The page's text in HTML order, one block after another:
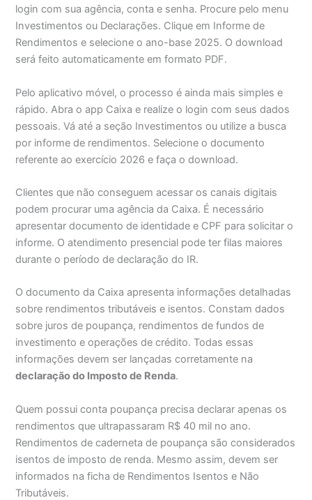
login com sua agência, conta e senha. Procure pelo menu
Investimentos ou Declarações. Clique em Informe de
Rendimentos e selecione o ano-base 2025. O download
será feito automaticamente em formato PDF.
Pelo aplicativo móvel, o processo é ainda mais simples e
rápido. Abra o app Caixa e realize o login com seus dados
pessoais. Vá até a seção Investimentos ou utilize a busca
por informe de rendimentos. Selecione o documento
referente ao exercício 2026 e faça o download.
Clientes que não conseguem acessar os canais digitais
podem procurar uma agência da Caixa. É necessário
apresentar documento de identidade e CPF para solicitar o
informe. O atendimento presencial pode ter filas maiores
durante o período de declaração do IR.
O documento da Caixa apresenta informações detalhadas
sobre rendimentos tributáveis e isentos. Constam dados
sobre juros de poupança, rendimentos de fundos de
investimento e operações de crédito. Todas essas
informações devem ser lançadas corretamente na
declaração do Imposto de Renda.
Quem possui conta poupança precisa declarar apenas os
rendimentos que ultrapassaram R$ 40 mil no ano.
Rendimentos de caderneta de poupança são considerados
isentos de imposto de renda. Mesmo assim, devem ser
informados na ficha de Rendimentos Isentos e Não
Tributáveis.